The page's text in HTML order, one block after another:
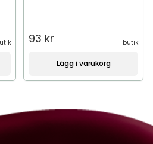
93 kr 1 butik
Lägg i varukorg